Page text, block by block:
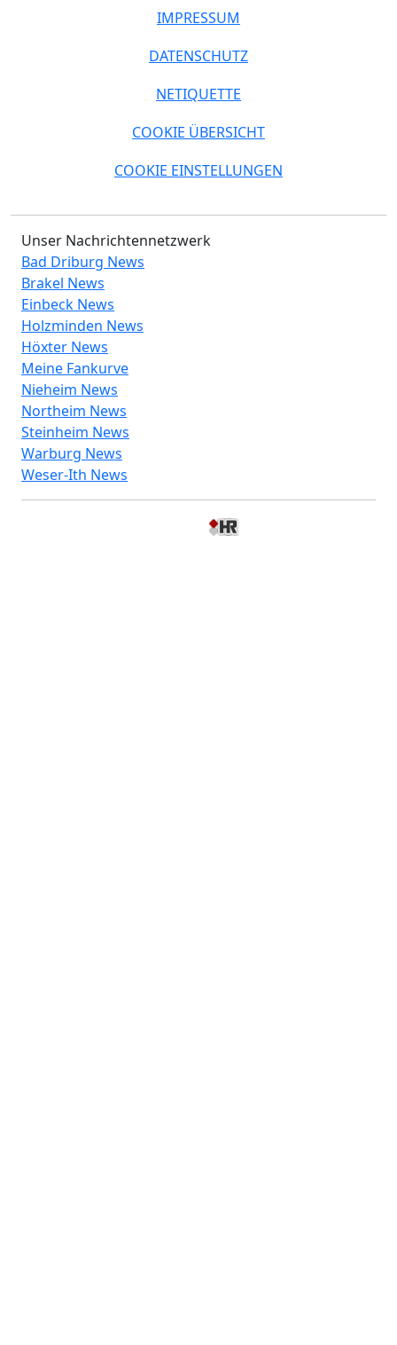
IMPRESSUM
DATENSCHUTZ
NETIQUETTE
COOKIE ÜBERSICHT
COOKIE EINSTELLUNGEN
Unser Nachrichtennetzwerk
Bad Driburg News
Brakel News
Einbeck News
Holzminden News
Höxter News
Meine Fankurve
Nieheim News
Northeim News
Steinheim News
Warburg News
Weser-Ith News